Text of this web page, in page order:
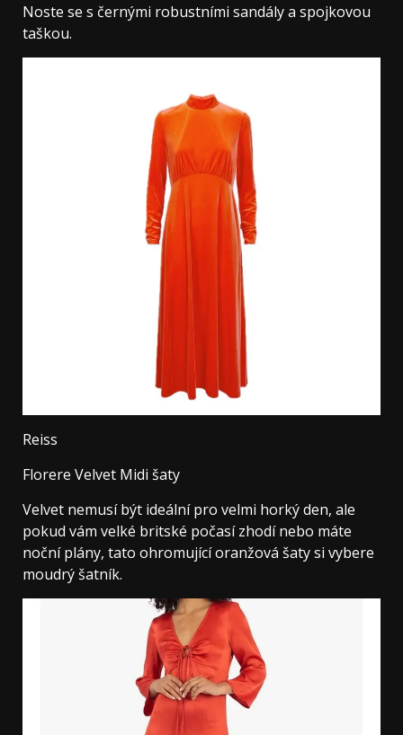
Noste se s černými robustními sandály a spojkovou
taškou.
Reiss
Florere Velvet Midi šaty
Velvet nemusí být ideální pro velmi horký den, ale
pokud vám velké britské počasí zhodí nebo máte
noční plány, tato ohromující oranžová šaty si vybere
moudrý šatník.